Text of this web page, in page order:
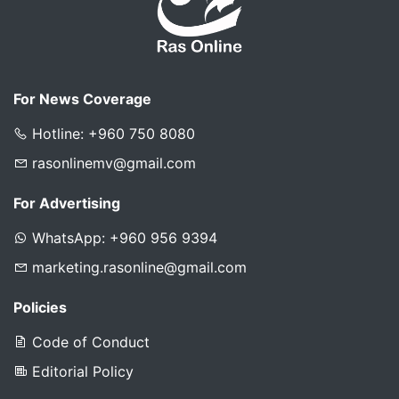
For News Coverage
Hotline: +960 750 8080
rasonlinemv@gmail.com
For Advertising
WhatsApp: +960 956 9394
marketing.rasonline@gmail.com
Policies
Code of Conduct
Editorial Policy